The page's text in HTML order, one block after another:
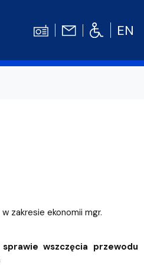
EN
Języków Obcych UG
Wychowania Fizycznego i
zakresie ekonomii mgr.
sprawie wszczęcia przewodu